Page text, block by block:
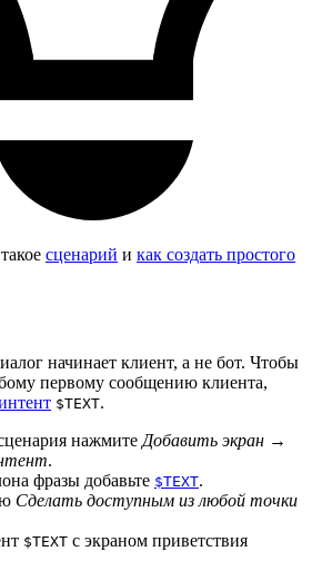
сценарий и как создать простого
начинает клиент, а не бот. Чтобы
первому сообщению клиента,
$TEXT.
нажмите Добавить экран →
.
фразы добавьте $TEXT.
Сделать доступным из любой точки
$TEXT с экраном приветствия